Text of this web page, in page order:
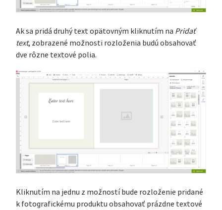
Ak sa pridá druhý text opätovným kliknutím na Pridať
text, zobrazené možnosti rozloženia budú obsahovať
dve rôzne textové polia.
Kliknutím na jednu z možností bude rozloženie pridané
k fotografickému produktu obsahovať prázdne textové